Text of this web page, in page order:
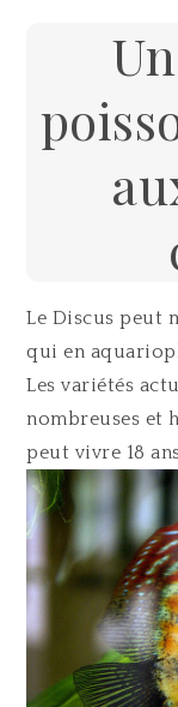
Le Discus peut
qui en
Les variétés
nombreuses et
peut vivre 18